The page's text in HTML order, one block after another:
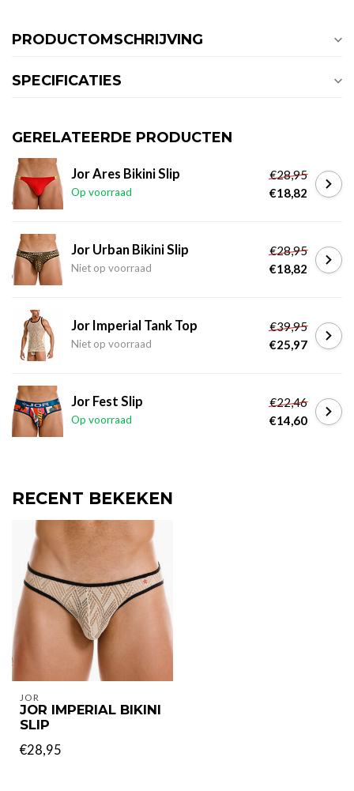
PRODUCTOMSCHRIJVING
SPECIFICATIES
GERELATEERDE PRODUCTEN
Jor Ares Bikini Slip
Op voorraad
€28,95
€18,82
Jor Urban Bikini Slip
Niet op voorraad
€28,95
€18,82
Jor Imperial Tank Top
Niet op voorraad
€39,95
€25,97
Jor Fest Slip
Op voorraad
€22,46
€14,60
RECENT BEKEKEN
JOR
JOR IMPERIAL BIKINI
SLIP
€28,95